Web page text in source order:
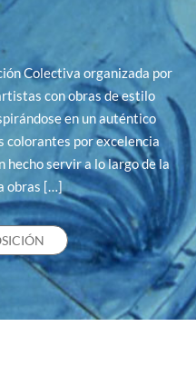
Colectiva organizada por
con obras de estilo
en un auténtico
colorantes por excelencia
hecho servir a lo largo de la
obras […]